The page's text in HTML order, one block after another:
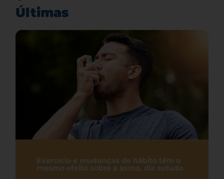
Últimas
Exercício e mudanças de hábito têm o
mesmo efeito sobre a asma, diz estudo